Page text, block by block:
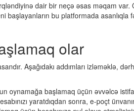
dair bir neçə əsas məqam var.
başlayanların bu platformada
olar
Aşağıdakı addımları izləməklə,
oynamağa başlamaq üçün əvvəlcə
yaratdıqdan sonra, e-poçt